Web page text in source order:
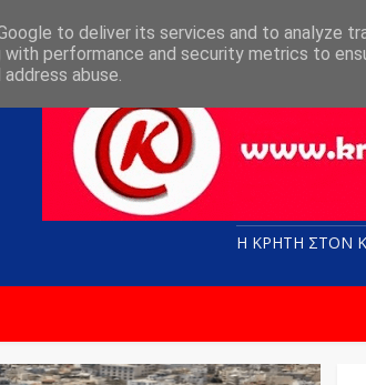
Η ΚΡΗΤΗ ΣΤΟN
to deliver its services and to analyze
with performance and security metrics to
abuse.